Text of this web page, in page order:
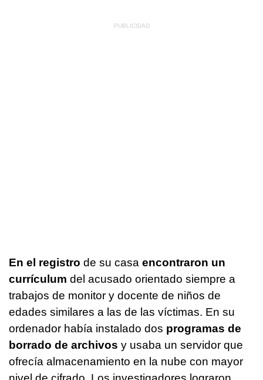
En el registro de su casa encontraron un
currículum del acusado orientado siempre a
trabajos de monitor y docente de niños de
edades similares a las de las víctimas. En su
ordenador había instalado dos programas de
borrado de archivos y usaba un servidor que
ofrecía almacenamiento en la nube con mayor